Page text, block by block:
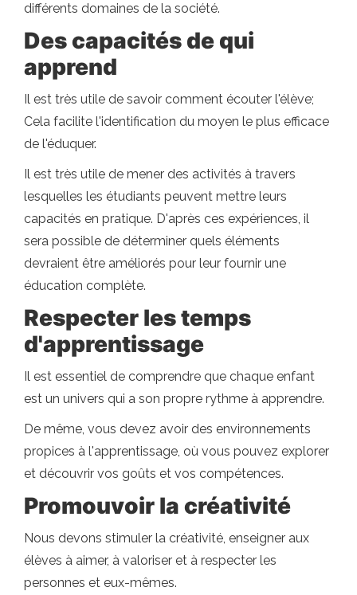
différents domaines de la société.
Des capacités de qui
apprend
Il est très utile de savoir comment écouter l'élève;
Cela facilite l'identification du moyen le plus efficace
de l'éduquer.
Il est très utile de mener des activités à travers
lesquelles les étudiants peuvent mettre leurs
capacités en pratique. D'après ces expériences, il
sera possible de déterminer quels éléments
devraient être améliorés pour leur fournir une
éducation complète.
Respecter les temps
d'apprentissage
Il est essentiel de comprendre que chaque enfant
est un univers qui a son propre rythme à apprendre.
De même, vous devez avoir des environnements
propices à l'apprentissage, où vous pouvez explorer
et découvrir vos goûts et vos compétences.
Promouvoir la créativité
Nous devons stimuler la créativité, enseigner aux
élèves à aimer, à valoriser et à respecter les
personnes et eux-mêmes.